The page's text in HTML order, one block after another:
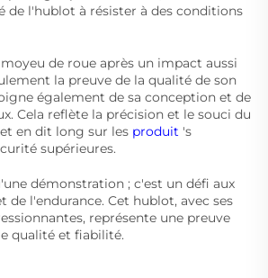
de l'hublot à résister à des conditions
de roue après un impact aussi
la preuve de la qualité de son
également de sa conception et de
Cela reflète la précision et le souci du
en dit long sur les produit 's
supérieures.
démonstration ; c'est un défi aux
de l'endurance. Cet hublot, avec ses
représente une preuve
qualité et fiabilité.